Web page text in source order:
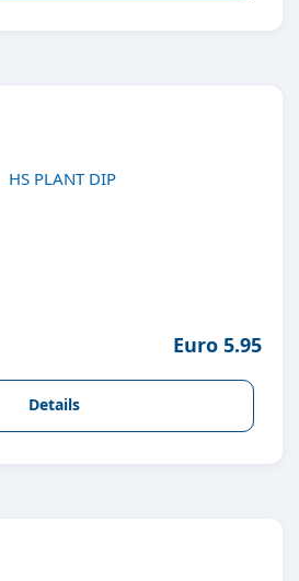
Euro 5.95
Details